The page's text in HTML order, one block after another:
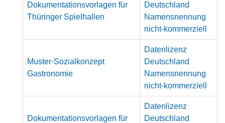
Dokumentationsvorlagen für
Thüringer Spielhallen
Deutschland
Namensnennung
nicht-kommerziell
Muster-Sozialkonzept
Gastronomie
Datenlizenz
Deutschland
Namensnennung
nicht-kommerziell
Dokumentationsvorlagen für
Datenlizenz
Deutschland